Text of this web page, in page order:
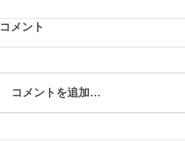
コメント
コメントを追加…